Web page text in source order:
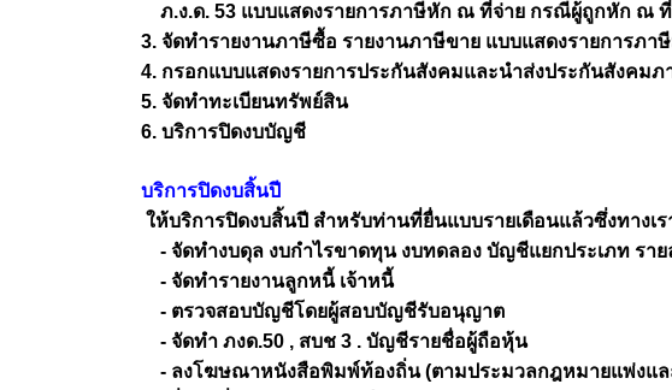
ภ.ง.ด. 53 แบบแสดงรายการภาษีหัก ณ ที่จ่าย กรณีผู้ถูกหัก ณ
3. จัดทำรายงานภาษีซื้อ รายงานภาษีขาย แบบแสดงรายการภา
4. กรอกแบบแสดงรายการประกันสังคมและนำส่งประกันสังคมภ
5. จัดทำทะเบียนทรัพย์สิน
6. บริการปิดงบบัญชี
บริการปิดงบสิ้นปี
ให้บริการปิดงบสิ้นปี สำหรับท่านที่ยื่นแบบรายเดือนแล้วซึ่งทางเ
- จัดทำงบดุล งบกำไรขาดทุน งบทดลอง บัญชีแยกประเภท ราย
- จัดทำรายงานลูกหนี้ เจ้าหนี้
- ตรวจสอบบัญชีโดยผู้สอบบัญชีรับอนุญาต
- จัดทำ ภงด.50 , สบช 3 . บัญชีรายชื่อผู้ถือหุ้น
- ลงโฆษณาหนังสือพิมพ์ท้องถิ่น (ตามประมวลกฎหมายแพ่งแ